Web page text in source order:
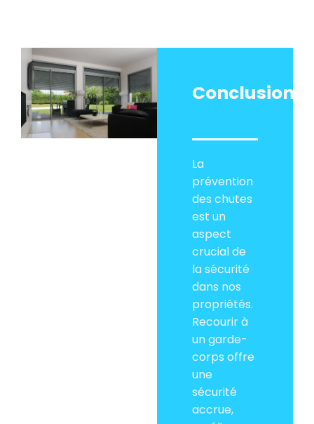
Conclusion
La
prévention
des chutes
est un
aspect
crucial de
la sécurité
dans nos
propriétés.
Recourir à
un garde-
corps offre
une
sécurité
accrue,